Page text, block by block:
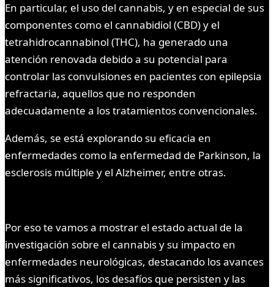
En particular, el uso del cannabis, y en especial de sus
componentes como el cannabidiol (CBD) y el
tetrahidrocannabinol (THC), ha generado una
atención renovada debido a su potencial para
controlar las convulsiones en pacientes con epilepsia
refractaria, aquellos que no responden
adecuadamente a los tratamientos convencionales.
Además, se está explorando su eficacia en
enfermedades como la enfermedad de Parkinson, la
esclerosis múltiple y el Alzheimer, entre otras.
Por eso te vamos a mostrar el estado actual de la
investigación sobre el cannabis y su impacto en
enfermedades neurológicas, destacando los avances
más significativos, los desafíos que persisten y las